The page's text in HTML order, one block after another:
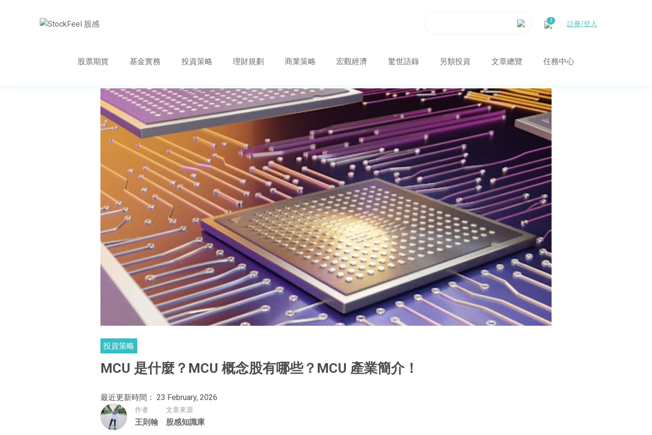
註冊/登入
股票期貨 基金實務 投資策略 理財規劃 商業策略 宏觀經濟 驚世語錄 另類投資 文章總覽 任務中心
投資策略
MCU 是什麼？MCU 概念股有哪些？MCU 產業簡介！
最近更新時間： 23 February, 2026
作者
王則翰
文章來源
股感知識庫